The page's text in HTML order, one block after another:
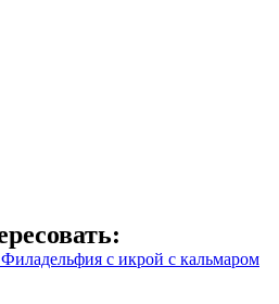
с икрой с кальмаром